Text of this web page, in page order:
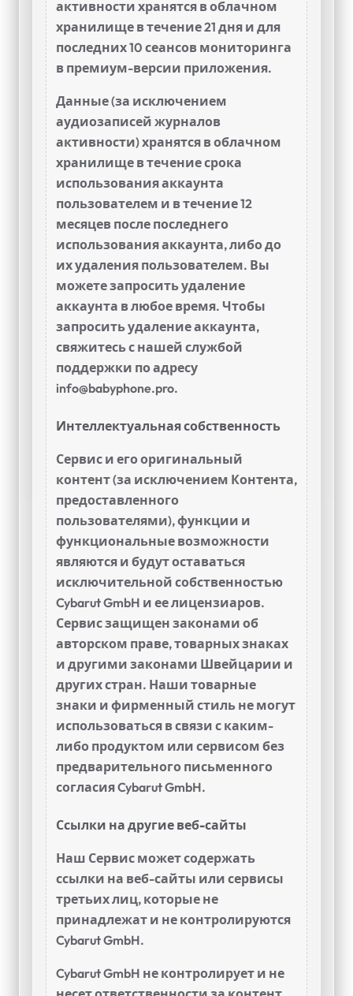
активности хранятся в облачном
хранилище в течение 21 дня и для
последних 10 сеансов мониторинга
в премиум-версии приложения.
Данные (за исключением
аудиозаписей журналов
активности) хранятся в облачном
хранилище в течение срока
использования аккаунта
пользователем и в течение 12
месяцев после последнего
использования аккаунта, либо до
их удаления пользователем. Вы
можете запросить удаление
аккаунта в любое время. Чтобы
запросить удаление аккаунта,
свяжитесь с нашей службой
поддержки по адресу
info@babyphone.pro.
Интеллектуальная собственность
Сервис и его оригинальный
контент (за исключением Контента,
предоставленного
пользователями), функции и
функциональные возможности
являются и будут оставаться
исключительной собственностью
Cybarut GmbH и ее лицензиаров.
Сервис защищен законами об
авторском праве, товарных знаках
и другими законами Швейцарии и
других стран. Наши товарные
знаки и фирменный стиль не могут
использоваться в связи с каким-
либо продуктом или сервисом без
предварительного письменного
согласия Cybarut GmbH.
Ссылки на другие веб-сайты
Наш Сервис может содержать
ссылки на веб-сайты или сервисы
третьих лиц, которые не
принадлежат и не контролируются
Cybarut GmbH.
Cybarut GmbH не контролирует и не